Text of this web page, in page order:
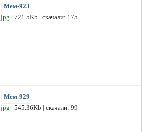
Мем-923
jpg | 721.5Kb | скачали: 175
Мем-929
jpg | 545.36Kb | скачали: 99